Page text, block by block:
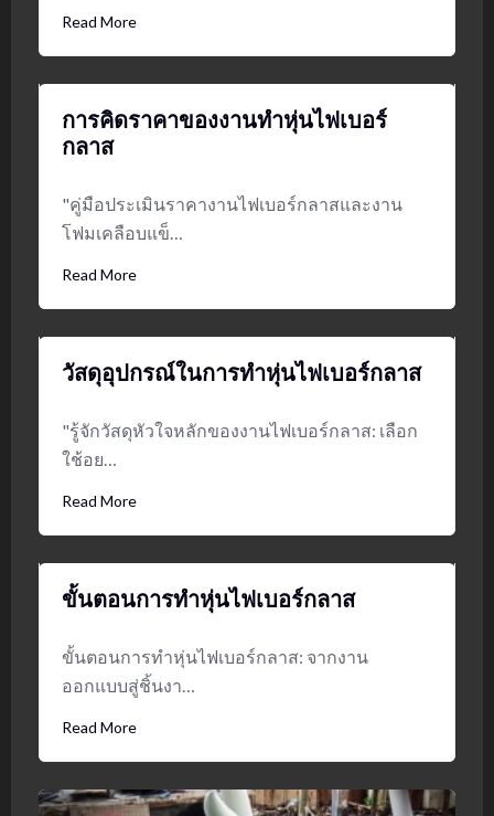
Read More
การคิดราคาของงานทำหุ่นไฟเบอร์
กลาส
"คู่มือประเมินราคางานไฟเบอร์กลาสและงาน
โฟมเคลือบแข็…
Read More
วัสดุอุปกรณ์ในการทำหุ่นไฟเบอร์กลาส
"รู้จักวัสดุหัวใจหลักของงานไฟเบอร์กลาส: เลือก
ใช้อย…
Read More
ขั้นตอนการทำหุ่นไฟเบอร์กลาส
ขั้นตอนการทำหุ่นไฟเบอร์กลาส: จากงาน
ออกแบบสู่ชิ้นงา…
Read More